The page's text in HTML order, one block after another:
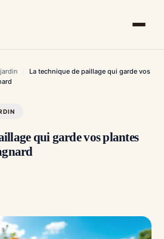
La technique de paillage qui garde vos
qui garde vos plantes